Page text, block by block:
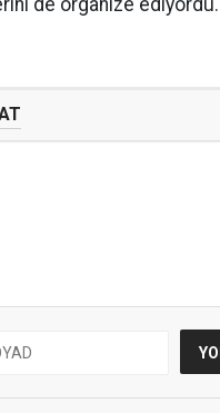
de organize ediyordu.